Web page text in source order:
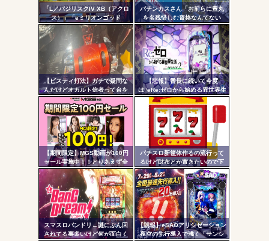
Powered by livedoor 相互RSS
「L／バジリスクIV XB（アクロ
ス）」「eミリオンゴッド
3CHB（メーシー）」「L／Vivy
／A5（大都）」が検定通過
パチンカスさん「お前らに豊丸
を名残惜しむ資格なんてない
よ。お前らが打たなかったせい
で豊丸はパチンコ事業をやめ
た」
【ビスティ打法】ガチで疑問な
んだけどオカルト信者って台を
休ませなかったら爆連したって
いう思考にはならないの？
【悲報】番長に続いて今度
は”eRe:ゼロから始める異世界生
活2”で不正基板が発見された模
様…関係者さん「中古購入は控
えた方がいいと思います」
【期間限定】MGS動画が100円
セール実施中！！とりあえず全
部買うやろｗｗｗｗｗ
パチスロ新筐体作るの流行って
るけど財布とか置きたいので下
皿とか今まで通りがいいわ
スマスロバンドリ←謎にぶん回
されてる事多いけど何が面白く
【朗報】eSAOアリシゼーション
夜空の先行導入で沸く「サンシ
- 固
定リ
ンク
自動
更新
ツー
ル